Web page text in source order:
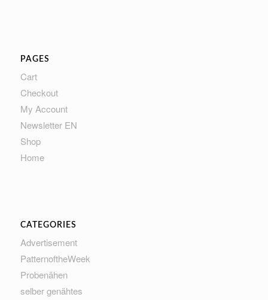
PAGES
Cart
Checkout
My Account
Newsletter EN
Shop
Home
CATEGORIES
Advertisement
PatternoftheWeek
Probenähen
selber genähtes